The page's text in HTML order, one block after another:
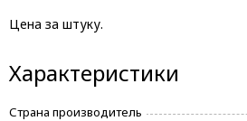
Цена за штуку.
Характеристики
Страна производитель